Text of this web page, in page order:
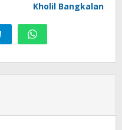
Kholil Bangkalan